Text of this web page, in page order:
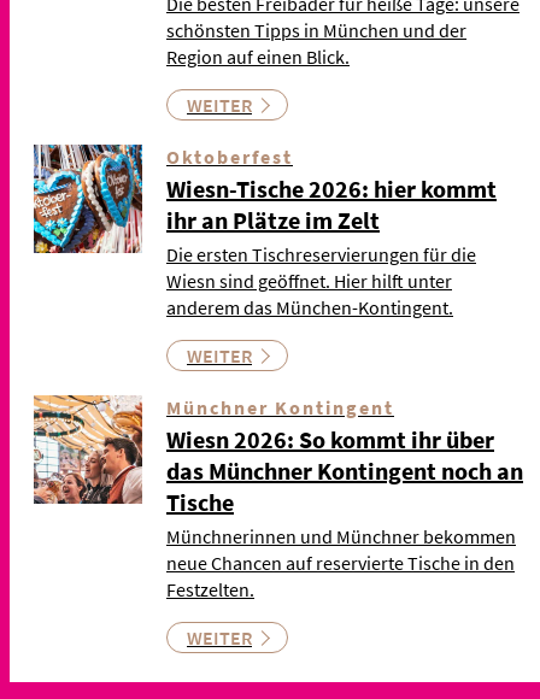
schönsten Tipps in München und der
Region auf einen Blick.
WEITER
Oktoberfest
Wiesn-Tische 2026: hier kommt
ihr an Plätze im Zelt
Die ersten Tischreservierungen für die
Wiesn sind geöffnet. Hier hilft unter
anderem das München-Kontingent.
WEITER
Münchner Kontingent
Wiesn 2026: So kommt ihr über
das Münchner Kontingent noch an
Tische
Münchnerinnen und Münchner bekommen
neue Chancen auf reservierte Tische in den
Festzelten.
WEITER